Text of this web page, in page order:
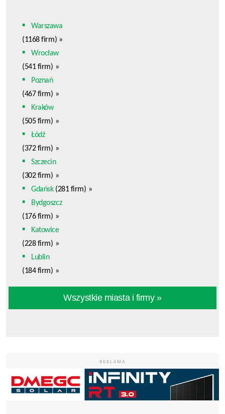
Warszawa
(1168 firm) »
Wrocław
(541 firm) »
Poznań
(467 firm) »
Kraków
(505 firm) »
Łódź
(372 firm) »
Szczecin
(302 firm) »
Gdańsk (281 firm) »
Bydgoszcz
(176 firm) »
Katowice
(228 firm) »
Lublin
(184 firm) »
Wszystkie miasta i firmy »
REKLAMA